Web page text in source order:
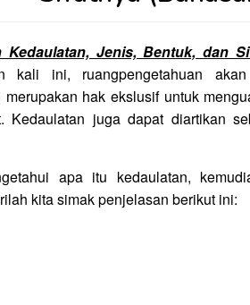
Kedaulatan, Jenis, Bentuk, dan
kali ini, ruangpengetahuan
merupakan hak ekslusif untuk
Kedaulatan juga dapat diartikan
apa itu kedaulatan,
kita simak penjelasan berikut ini: